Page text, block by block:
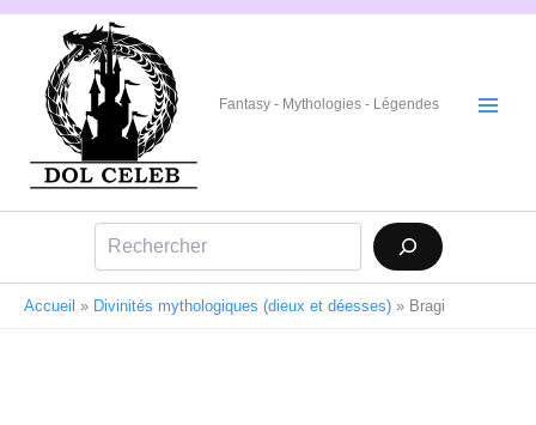
Aller
Fantasy - Mythologies - Légendes
Accueil » Divinités mythologiques (dieux et déesses) » Bragi